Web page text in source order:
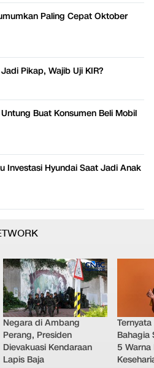
Paling Cepat Oktober
Pikap, Wajib Uji KIR?
Buat Konsumen Beli Mobil
Investasi Hyundai Saat Jadi Anak
Negara di Ambang
Perang, Presiden
Dievakuasi Kendaraan
Lapis Baja
Bahagia
5